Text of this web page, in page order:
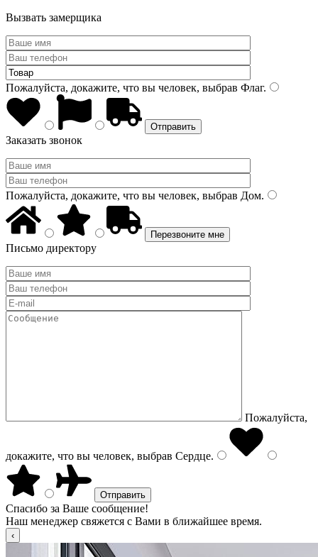
Вызвать замерщика
Пожалуйста, докажите, что вы человек, выбрав Флаг.
Заказать звонок
Пожалуйста, докажите, что вы человек, выбрав Дом.
Письмо директору
Пожалуйста,
докажите, что вы человек, выбрав Сердце.
Спасибо за Ваше сообщение!
Наш менеджер свяжется с Вами в ближайшее время.